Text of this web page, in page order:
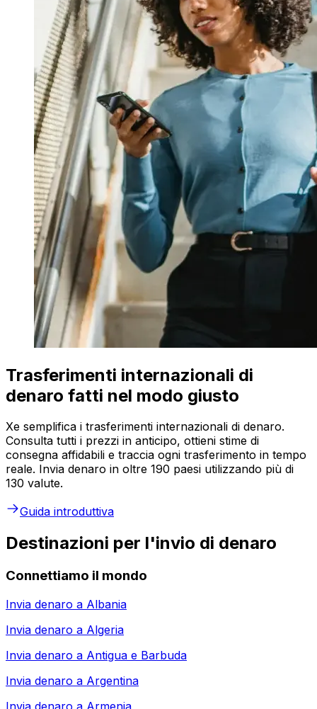
Trasferimenti internazionali di
denaro fatti nel modo giusto
Xe semplifica i trasferimenti internazionali di denaro.
Consulta tutti i prezzi in anticipo, ottieni stime di
consegna affidabili e traccia ogni trasferimento in tempo
reale. Invia denaro in oltre 190 paesi utilizzando più di
130 valute.
Guida introduttiva
Destinazioni per l'invio di denaro
Connettiamo il mondo
Invia denaro a Albania
Invia denaro a Algeria
Invia denaro a Antigua e Barbuda
Invia denaro a Argentina
Invia denaro a Armenia